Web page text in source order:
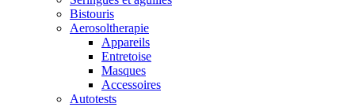
Bistouris
Aerosoltherapie
Appareils
Entretoise
Masques
Accessoires
Autotests